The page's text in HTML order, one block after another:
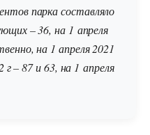
парка составляло
– 36, на 1 апреля
на 1 апреля 2021
г – 87 и 63, на 1 апреля